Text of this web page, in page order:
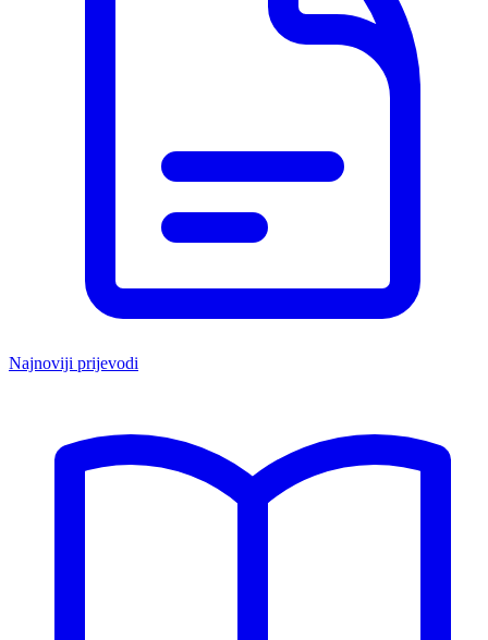
Najnoviji prijevodi